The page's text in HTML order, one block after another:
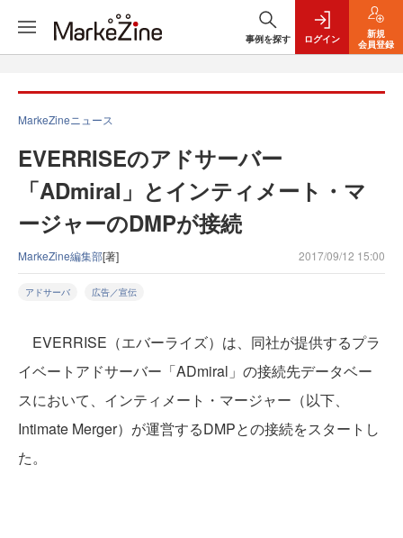
事例を探す ログイン
新規
会員登録
MarkeZineニュース
EVERRISEのアドサーバー
「ADmiral」とインティメート・マ
ージャーのDMPが接続
MarkeZine編集部[著] 2017/09/12 15:00
アドサーバ 広告／宣伝
EVERRISE（エバーライズ）は、同社が提供するプラ
イベートアドサーバー「ADmiral」の接続先データベー
スにおいて、インティメート・マージャー（以下、
Intimate Merger）が運営するDMPとの接続をスタートし
た。